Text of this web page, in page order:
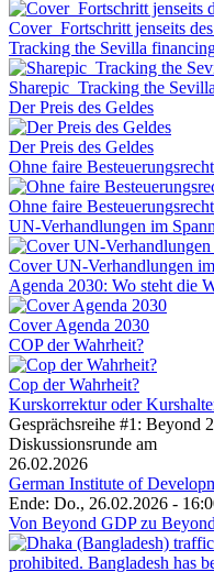
Cover_Fortschritt jenseits
Tracking the Sevilla
Sharepic_Tracking the
Der Preis des Geldes
Der Preis des Geldes
Ohne faire
Ohne faire
UN-Verhandlungen im
Cover UN-Verhandlungen
Agenda 2030: Wo steht die
Cover Agenda 2030
COP der Wahrheit?
Cop der Wahrheit?
Kurskorrektur oder
Gesprächsreihe #1: Beyond
Diskussionsrunde am
26.02.2026
German Institute of
Ende: Do., 26.02.2026 -
Von Beyond GDP zu